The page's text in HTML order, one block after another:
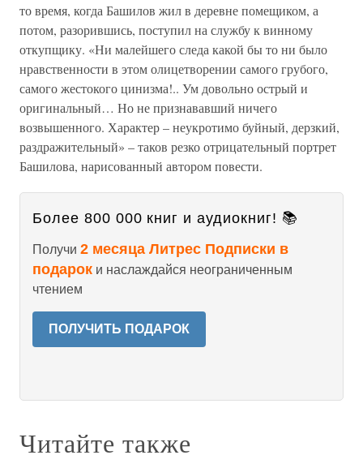
то время, когда Башилов жил в деревне помещиком, а
потом, разорившись, поступил на службу к винному
откупщику. «Ни малейшего следа какой бы то ни было
нравственности в этом олицетворении самого грубого,
самого жестокого цинизма!.. Ум довольно острый и
оригинальный… Но не признававший ничего
возвышенного. Характер – неукротимо буйный, дерзкий,
раздражительный» – таков резко отрицательный портрет
Башилова, нарисованный автором повести.
Более 800 000 книг и аудиокниг! 📚
Получи 2 месяца Литрес Подписки в
подарок и наслаждайся неограниченным
чтением
ПОЛУЧИТЬ ПОДАРОК
Читайте также